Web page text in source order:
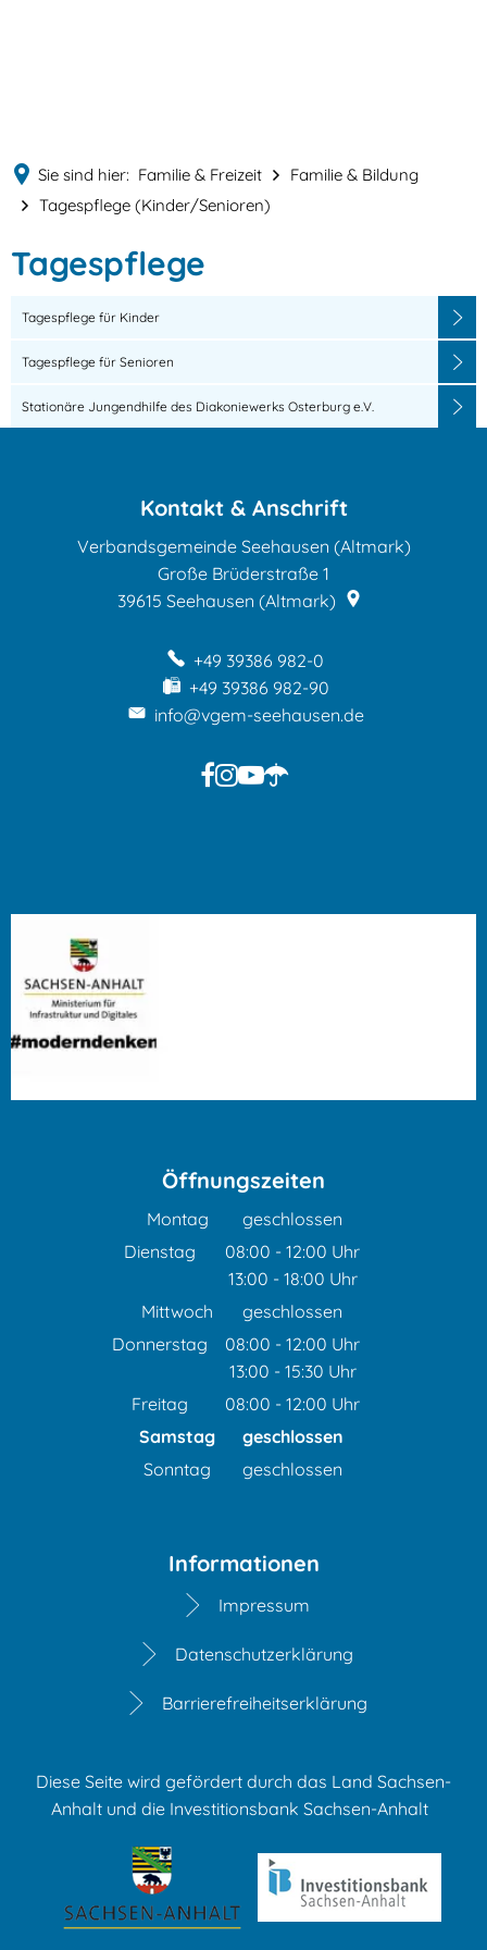
Sie sind hier: Familie & Freizeit
Familie & Bildung
Tagespflege (Kinder/Senioren)
Tagespflege
(Kinder/Senioren)
Tagespflege
Tagespflege für Kinder
Tagespflege für Senioren
Stationäre Jungendhilfe des Diakoniewerks Osterburg e.V.
Kontakt & Anschrift
Verbandsgemeinde Seehausen (Altmark)
Große Brüderstraße 1
39615 Seehausen (Altmark)
+49 39386 982-0
+49 39386 982-90
info@vgem-seehausen.de
Öffnungszeiten
Montag
geschlossen
Dienstag
08:00 - 12:00 Uhr
Von 08:00 bis 12:00 Uhr
13:00 - 18:00 Uhr
Von 13:00 bis 18:00 Uhr
Mittwoch
geschlossen
Donnerstag
08:00 - 12:00 Uhr
Von 08:00 bis 12:00 Uhr
13:00 - 15:30 Uhr
Von 13:00 bis 15:30 Uhr
Freitag 08:00 - 12:00 Uhr
Von 08:00 bis 12:00 Uhr
Samstag
geschlossen
Sonntag
geschlossen
Informationen
Impressum
Datenschutzerklärung
Barrierefreiheitserklärung
Diese Seite wird gefördert durch das Land Sachsen-
Anhalt und die Investitionsbank Sachsen-Anhalt